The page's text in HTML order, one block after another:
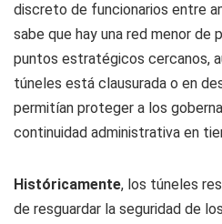
discreto de funcionarios entre
sabe que hay una red menor de
puntos estratégicos cercanos,
túneles está clausurada o en
permitían proteger a los
continuidad administrativa en
Históricamente, los túneles
de resguardar la seguridad de